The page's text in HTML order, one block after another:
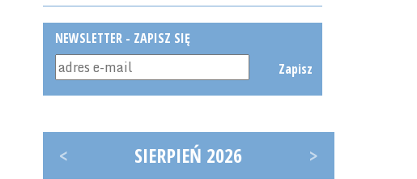
NEWSLETTER - ZAPISZ SIĘ
Zapisz
< SIERPIEŃ 2026 >